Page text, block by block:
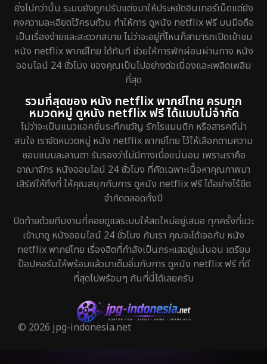
ยิ่งไปกว่านั้น ระบบยังถูกปรับแต่งมาให้ประหยัดอินเทอร์เน็ตแต่ยัง
คงความละเอียดไว้ครบถ้วน ทำให้การ ดูหนัง netflix ฟรี บนมือถือ
เป็นเรื่องง่ายและสะดวกสบาย ไม่ว่าจะอยู่ที่ไหนก็สามารถเปิดเข้าชม
หนัง netflix พากย์ไทย ได้ทันที ช่วยให้การพักผ่อนผ่านทาง หนัง
ออนไลน์ 24 ชั่วโมง ของคุณเป็นไปอย่างต่อเนื่องและเพลิดเพลิน
ที่สุด
รวมที่สุดของ หนัง netflix พากย์ไทย ครบทุก
หมวดหมู่ ดูหนัง netflix ฟรี ได้แบบไม่จำกัด
ไม่ว่าจะเป็นแนวแอคชั่นระทึกขวัญ รักโรแมนติก หรือสารคดีน่า
สนใจ เราจัดหมวดหมู่ หนัง netflix พากย์ไทย ไว้ให้เลือกตามความ
ชอบแบบละลานตา รับรองว่าไม่มีทางเบื่อแน่นอน เพราะเราคือ
อาณาจักร หนังออนไลน์ 24 ชั่วโมง ที่คัดเฉพาะเนื้อหาคุณภาพมา
เสิร์ฟให้ถึงที่ ให้คุณสนุกกับการ ดูหนัง netflix ฟรี ได้อย่างไร้ขีด
จำกัดตลอดทั้งปี
ปิดท้ายด้วยทีมงานที่คอยดูแลระบบให้สดใหม่อยู่เสมอ ทุกครั้งที่แวะ
เข้ามาดู หนังออนไลน์ 24 ชั่วโมง กับเรา คุณจะได้เจอกับ หนัง
netflix พากย์ไทย เรื่องฮิตที่กำลังเป็นกระแสอยู่แน่นอน เตรียม
ป๊อปคอร์นให้พร้อมแล้วมาเต็มอิ่มกับการ ดูหนัง netflix ฟรี ที่ดี
ที่สุดไปพร้อมๆ กันที่นี่ได้เลยครับ
© 2026 jpg-indonesia.net